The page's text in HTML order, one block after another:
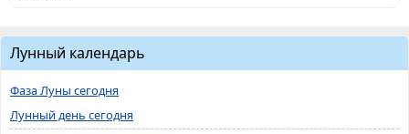
Лунный календарь
Фаза Луны сегодня
Лунный день сегодня